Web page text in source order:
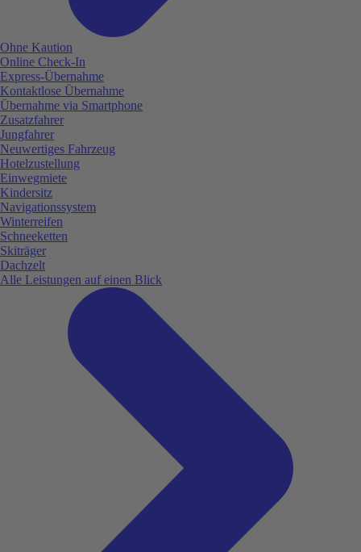
Ohne Kaution
Online Check-In
Express-Übernahme
Kontaktlose Übernahme
Übernahme via Smartphone
Zusatzfahrer
Jungfahrer
Neuwertiges Fahrzeug
Hotelzustellung
Einwegmiete
Kindersitz
Navigationssystem
Winterreifen
Schneeketten
Skiträger
Dachzelt
Alle Leistungen auf einen Blick